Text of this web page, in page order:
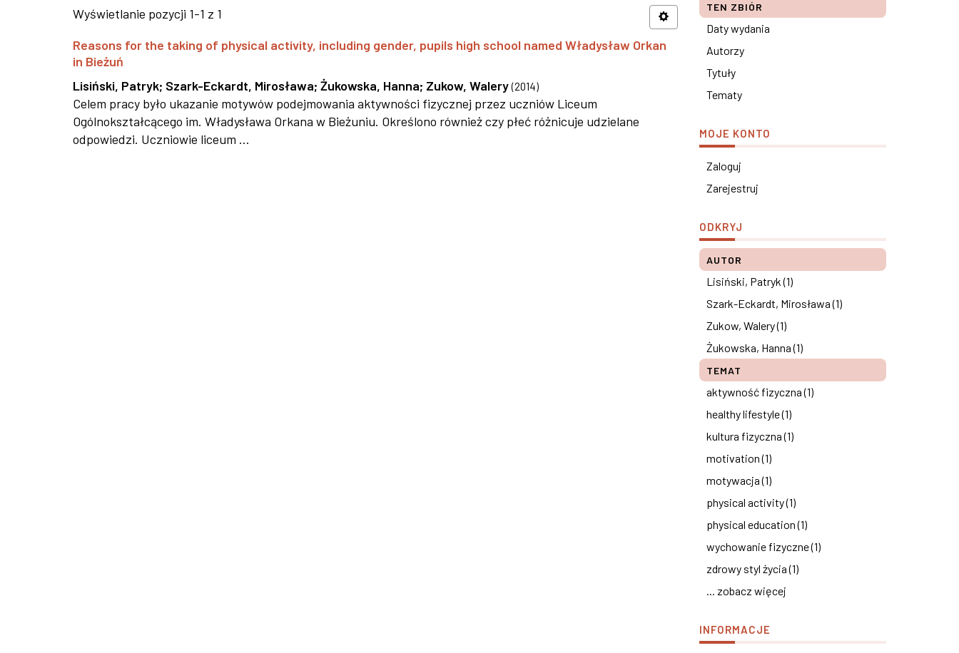
Wyświetlanie pozycji 1-1 z 1
Reasons for the taking of physical activity, including gender, pupils high school named Władysław Orkan
in Bieżuń
Lisiński, Patryk; Szark-Eckardt, Mirosława; Żukowska, Hanna; Zukow, Walery (2014)
Celem pracy było ukazanie motywów podejmowania aktywności fizycznej przez uczniów Liceum
Ogólnokształcącego im. Władysława Orkana w Bieżuniu. Określono również czy płeć różnicuje udzielane
odpowiedzi. Uczniowie liceum ...
TEN ZBIÓR
Daty wydania
Autorzy
Tytuły
Tematy
MOJE KONTO
Zaloguj
Zarejestruj
ODKRYJ
AUTOR
Lisiński, Patryk (1)
Szark-Eckardt, Mirosława (1)
Zukow, Walery (1)
Żukowska, Hanna (1)
TEMAT
aktywność fizyczna (1)
healthy lifestyle (1)
kultura fizyczna (1)
motivation (1)
motywacja (1)
physical activity (1)
physical education (1)
wychowanie fizyczne (1)
zdrowy styl życia (1)
... zobacz więcej
INFORMACJE